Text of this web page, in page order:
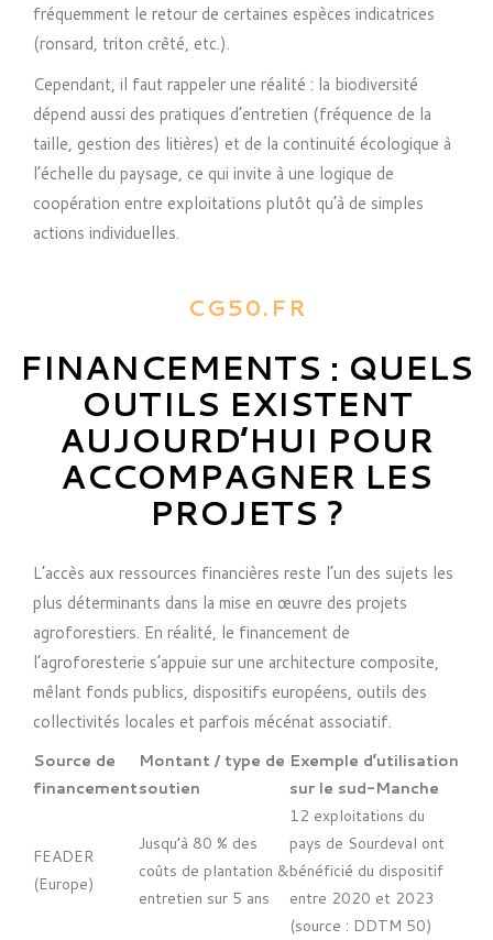
fréquemment le retour de certaines espèces indicatrices
(ronsard, triton crêté, etc.).
Cependant, il faut rappeler une réalité : la biodiversité
dépend aussi des pratiques d’entretien (fréquence de la
taille, gestion des litières) et de la continuité écologique à
l’échelle du paysage, ce qui invite à une logique de
coopération entre exploitations plutôt qu’à de simples
actions individuelles.
CG50.FR
FINANCEMENTS : QUELS
OUTILS EXISTENT
AUJOURD’HUI POUR
ACCOMPAGNER LES
PROJETS ?
L’accès aux ressources financières reste l’un des sujets les
plus déterminants dans la mise en œuvre des projets
agroforestiers. En réalité, le financement de
l’agroforesterie s’appuie sur une architecture composite,
mêlant fonds publics, dispositifs européens, outils des
collectivités locales et parfois mécénat associatif.
Source de
financement
Montant / type de
soutien
Exemple d’utilisation
sur le sud-Manche
FEADER
(Europe)
Jusqu’à 80 % des
coûts de plantation &
entretien sur 5 ans
12 exploitations du
pays de Sourdeval ont
bénéficié du dispositif
entre 2020 et 2023
(source : DDTM 50)